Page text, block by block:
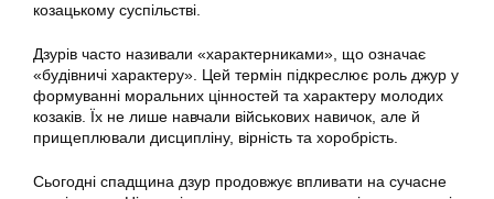
козацькому суспільстві.
Дзурів часто називали «характерниками», що означає
«будівничі характеру». Цей термін підкреслює роль джур у
формуванні моральних цінностей та характеру молодих
козаків. Їх не лише навчали військових навичок, але й
прищеплювали дисципліну, вірність та хоробрість.
Сьогодні спадщина дзур продовжує впливати на сучасне